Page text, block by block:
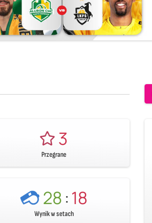
3
Przegrane
28:18
Wynik w setach